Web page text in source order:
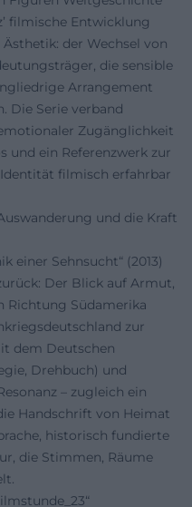
filmische Entwicklung
der Wechsel von
die sensible
Arrangement
Die Serie verband
Zugänglichkeit
und ein Referenzwerk zur
filmisch erfahrbar
und die Kraft
einer Sehnsucht“ (2013)
Der Blick auf Armut,
Richtung Südamerika
zur
dem Deutschen
Drehbuch) und
– zugleich ein
Handschrift von Heimat
historisch fundierte
die Stimmen, Räume